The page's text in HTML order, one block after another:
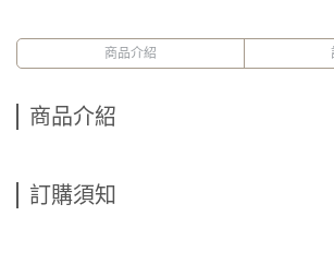
商品介紹
商品介紹
訂購須知